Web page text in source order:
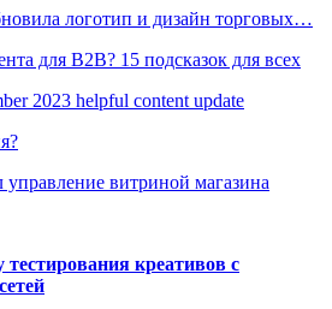
логотип и дизайн торговых…
для B2B? 15 подсказок для всех
2023 helpful content update
витриной магазина
тестирования креативов с